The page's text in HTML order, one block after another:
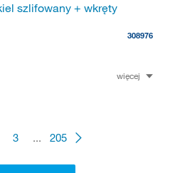
szlifowany + wkręty
308976
więcej
3 ... 205